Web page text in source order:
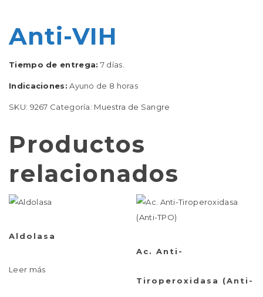
Anti-VIH
Tiempo de entrega: 7 días.
Indicaciones: Ayuno de 8 horas
SKU: 9267 Categoría: Muestra de Sangre
Productos
relacionados
Aldolasa
Leer más
Ac. Anti-
Tiroperoxidasa (Anti-